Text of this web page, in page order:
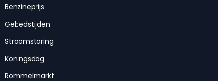
Benzineprijs
Gebedstijden
Stroomstoring
Koningsdag
Rommelmarkt